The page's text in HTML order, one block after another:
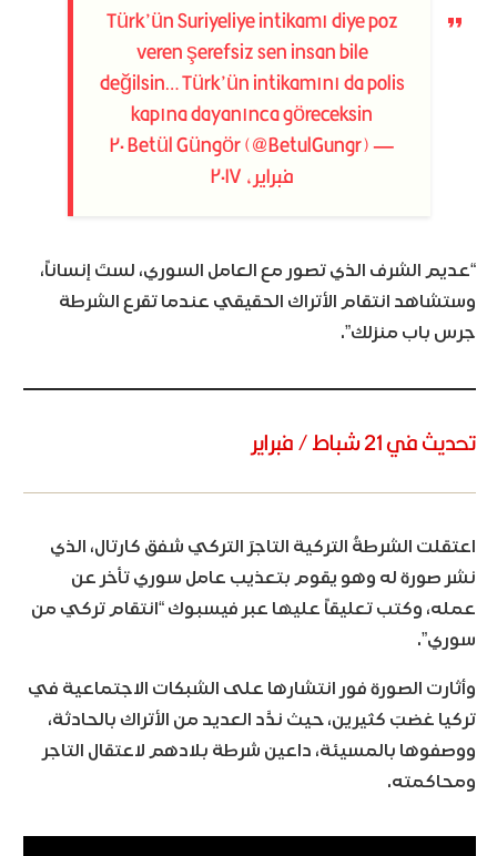
Türk’ün Suriyeliye intikamı diye poz
veren şerefsiz sen insan bile
değilsin… Türk’ün intikamını da polis
kapına dayanınca göreceksin
— Betül Güngör (@BetulGungr)
٢٠
فبراير، ٢٠١٧
“عديم الشرف الذي تصور مع العامل السوري، لستَ إنساناً،
وستشاهد انتقام الأتراك الحقيقي عندما تقرع الشرطة
جرس باب منزلك”.
تحديث في 21 شباط / فبراير
اعتقلت الشرطةُ التركية التاجرَ التركي شفق كارتال، الذي
نشر صورة له وهو يقوم بتعذيب عامل سوري تأخر عن
عمله، وكتب تعليقاً عليها عبر فيسبوك “انتقام تركي من
سوري”.
وأثارت الصورة فور انتشارها على الشبكات الاجتماعية في
تركيا غضبَ كثيرين، حيث ندَّد العديد من الأتراك بالحادثة،
ووصفوها بالمسيئة، داعين شرطة بلادهم لاعتقال التاجر
ومحاكمته.